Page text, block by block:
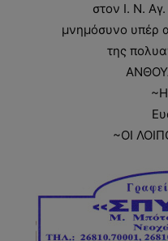
στον Ι. Ν.
μνημόσυνο υπέρ
της
~ΟΙ